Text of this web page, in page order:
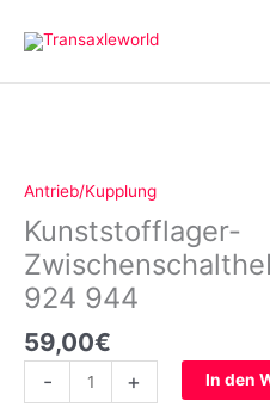
Inhalt
Antrieb/Kupplung
Kunststofflager-
924 944
59,00€
-
Porsche
924
944
Menge
+ In den